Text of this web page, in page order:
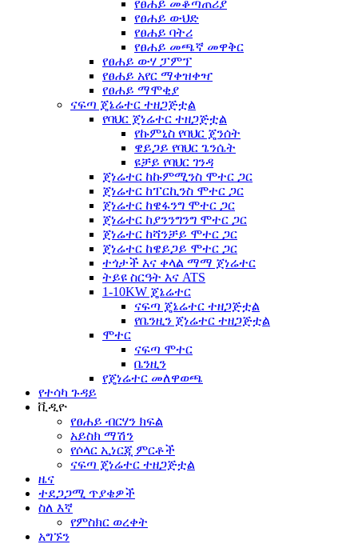
የፀሐይ መቆጣጠሪያ
የፀሐይ ውህድ
የፀሐይ ባትሪ
የፀሐይ መጫኛ መዋቅር
የፀሐይ ውሃ ፓምፕ
የፀሐይ አየር ማቀዝቀዣ
የፀሐይ ማሞቂያ
ናፍጣ ጄኔሬተር ተዘጋጅቷል
የባህር ጀነሬተር ተዘጋጅቷል
የኩምኒስ የባህር ጄንሰት
ዌይጋይ የባህር ጌንሴት
ዩቻይ የባህር ገንዳ
ጀነሬተር ከኩምሚንስ ሞተር ጋር
ጀነሬተር ከፐርኪንስ ሞተር ጋር
ጀነሬተር ከዌፋንግ ሞተር ጋር
ጀነሬተር ከያንንግንግ ሞተር ጋር
ጀነሬተር ከሻንቻይ ሞተር ጋር
ጀነሬተር ከዌይጋይ ሞተር ጋር
ተጎታች እና ቀላል ማማ ጀነሬተር
ትይዩ ስርዓት እና ATS
1-10KW ጄኔሬተር
ናፍጣ ጄኔሬተር ተዘጋጅቷል
የቤንዚን ጀነሬተር ተዘጋጅቷል
ሞተር
ናፍጣ ሞተር
ቤንዚን
የጄነሬተር መለዋወጫ
የተሳካ ጉዳይ
ቪዲዮ
የፀሐይ ብርሃን ክፍል
አይስክ ማሽን
የሶላር ኢነርጂ ምርቶች
ናፍጣ ጄነሬተር ተዘጋጅቷል
ዜና
ተደጋጋሚ ጥያቄዎች
ስለ እኛ
የምስክር ወረቀት
አግኙን